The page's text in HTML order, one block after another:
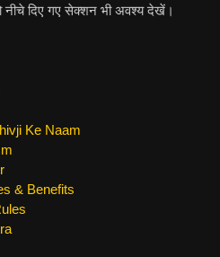
नीचे दिए गए सेक्शन भी अवश्य देखें।
Ke Naam
& Benefits